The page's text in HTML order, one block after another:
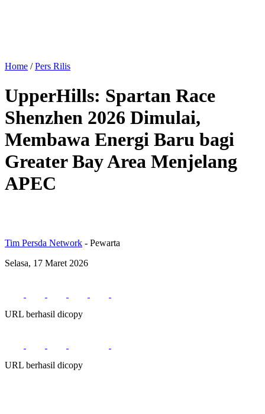
Home /Pers Rilis
UpperHills: Spartan Race
Shenzhen 2026 Dimulai,
Membawa Energi Baru bagi
Greater Bay Area Menjelang
APEC
Tim Persda Network - Pewarta
Selasa, 17 Maret 2026
URL berhasil dicopy
URL berhasil dicopy